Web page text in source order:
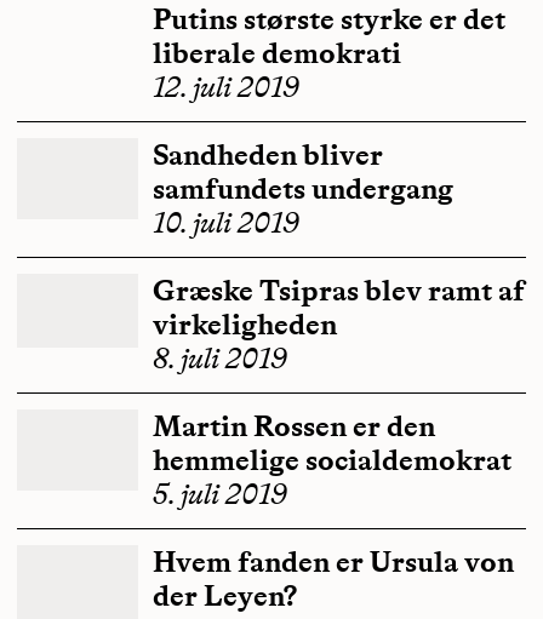
Putins største styrke er det
liberale demokrati
12. juli 2019
Sandheden bliver
samfundets undergang
10. juli 2019
Græske Tsipras blev ramt af
virkeligheden
8. juli 2019
Martin Rossen er den
hemmelige socialdemokrat
5. juli 2019
Hvem fanden er Ursula von
der Leyen?